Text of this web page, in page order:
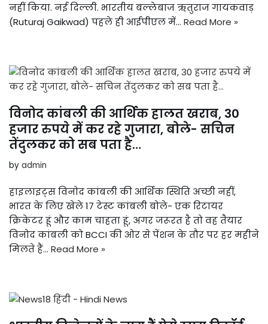
नहीं किया. नई दिल्ली. भारतीय बल्लेबाज ऋतुराज गायकवाड़
(Ruturaj Gaikwad) पहले ही आईपीएल में… Read More »
विनोद कांबली की आर्थिक हालत खराब, 30
हजार रुपये में कर रहे गुजारा, बोले- सचिन
तेंदुलकर को सब पता है…
by admin
हाइलाइट्स विनोद कांबली की आर्थिक स्थिति अच्छी नहीं,
भारत के लिए खेले 17 टेस्ट कांबली बोले- एक रिटायर
क्रिकेटर हूं और काम चाहता हूं, अगर जरूरत है तो वह तैयार
विनोद कांबली को BCCI की ओर से पेंशन के तौर पर हर महीने
मिलते हैं… Read More »